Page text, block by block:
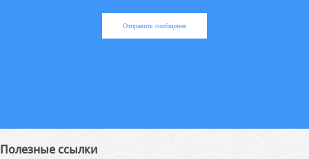
Отправить сообщение
Полезные ссылки